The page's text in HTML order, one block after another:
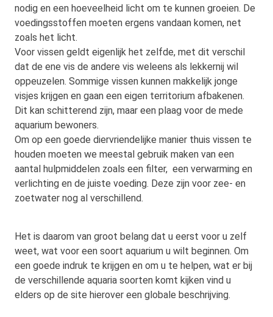
nodig en een hoeveelheid licht om te kunnen groeien. De
voedingsstoffen moeten ergens vandaan komen, net
zoals het licht.
Voor vissen geldt eigenlijk het zelfde, met dit verschil
dat de ene vis de andere vis weleens als lekkernij wil
oppeuzelen. Sommige vissen kunnen makkelijk jonge
visjes krijgen en gaan een eigen territorium afbakenen.
Dit kan schitterend zijn, maar een plaag voor de mede
aquarium bewoners.
Om op een goede diervriendelijke manier thuis vissen te
houden moeten we meestal gebruik maken van een
aantal hulpmiddelen zoals een filter, een verwarming en
verlichting en de juiste voeding. Deze zijn voor zee- en
zoetwater nog al verschillend.
Het is daarom van groot belang dat u eerst voor u zelf
weet, wat voor een soort aquarium u wilt beginnen. Om
een goede indruk te krijgen en om u te helpen, wat er bij
de verschillende aquaria soorten komt kijken vind u
elders op de site hierover een globale beschrijving.